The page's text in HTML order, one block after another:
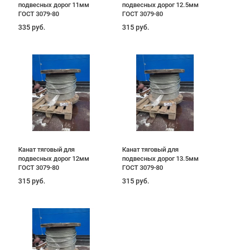
подвесных дорог 11мм
ГОСТ 3079-80
335 руб.
подвесных дорог 12.5мм
ГОСТ 3079-80
315 руб.
Канат тяговый для
подвесных дорог 12мм
ГОСТ 3079-80
315 руб.
Канат тяговый для
подвесных дорог 13.5мм
ГОСТ 3079-80
315 руб.